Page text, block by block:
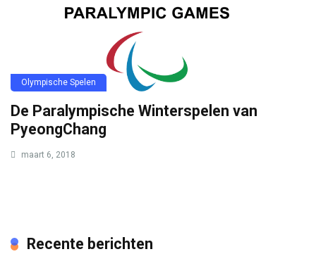
Olympische Spelen
De Paralympische Winterspelen van
PyeongChang
maart 6, 2018
Recente berichten